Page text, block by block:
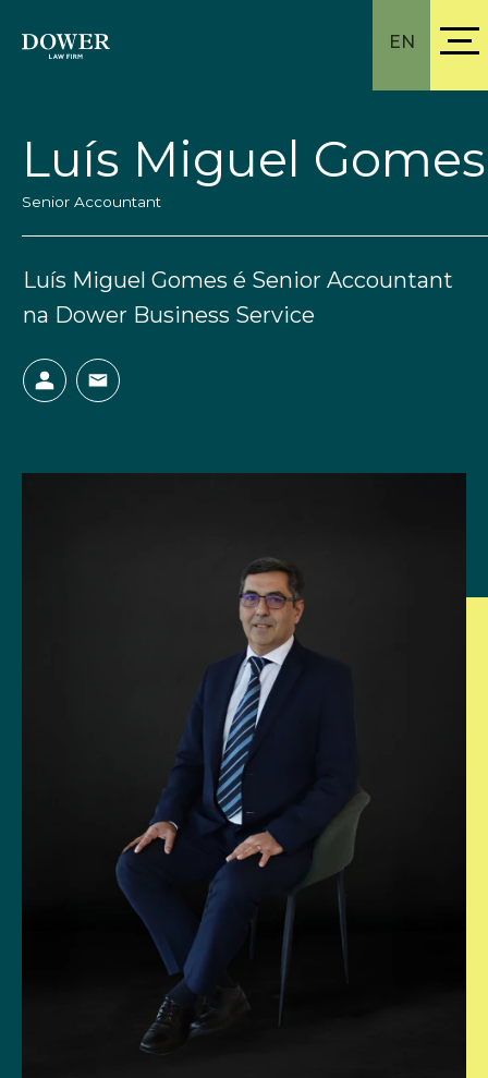
EN
Luís Miguel Gomes
Senior Accountant
Luís Miguel Gomes é Senior Accountant
na Dower Business Service